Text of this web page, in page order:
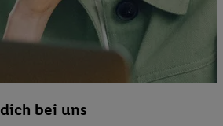
bei uns